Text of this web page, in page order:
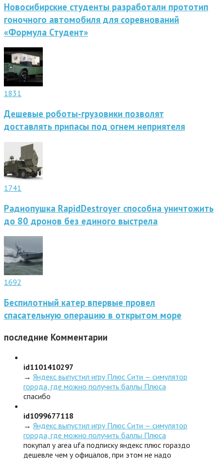
Новосибирские студенты разработали прототип
гоночного автомобиля для соревнований
«Формула Студент»
1831
Дешевые роботы-грузовики позволят
доставлять припасы под огнем неприятеля
1741
Радиопушка RapidDestroyer способна уничтожить
до 80 дронов без единого выстрела
1692
Беспилотный катер впервые провел
спасательную операцию в открытом море
последние Комментарии
id1101410297
→ Яндекс выпустил игру Плюс Сити — симулятор
города, где можно получить баллы Плюса
спасибо
id1099677118
→ Яндекс выпустил игру Плюс Сити — симулятор
города, где можно получить баллы Плюса
покупал у area ufa подписку яндекс плюс гораздо
дешевле чем у офицалов, при этом не надо